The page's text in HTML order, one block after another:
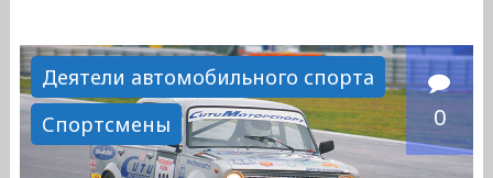
Павлович"
Деятели автомобильного спорта
Спортсмены
0